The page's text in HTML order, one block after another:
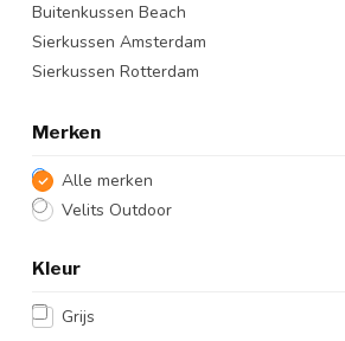
Buitenkussen Beach
Sierkussen Amsterdam
Sierkussen Rotterdam
Merken
Alle merken
Velits Outdoor
Kleur
Grijs